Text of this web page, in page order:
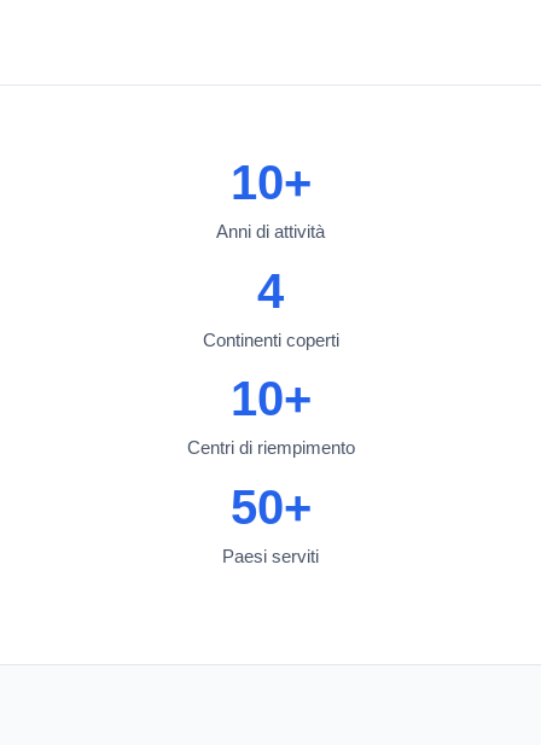
10+
Anni di attività
4
Continenti coperti
10+
Centri di riempimento
50+
Paesi serviti